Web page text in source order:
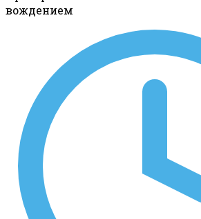
вождением